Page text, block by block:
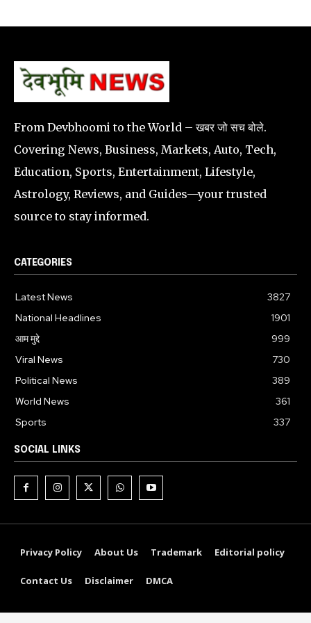
From Devbhoomi to the World – खबर जो सच बोले.
Covering News, Business, Markets, Auto, Tech,
Education, Sports, Entertainment, Lifestyle,
Astrology, Reviews, and Guides—your trusted
source to stay informed.
CATEGORIES
Latest News
3827
National Headlines
1901
आम मुद्दे
999
Viral News
730
Political News
389
World News
361
Sports
337
SOCIAL LINKS
Privacy Policy About Us Trademark Editorial policy
Contact Us Disclaimer DMCA